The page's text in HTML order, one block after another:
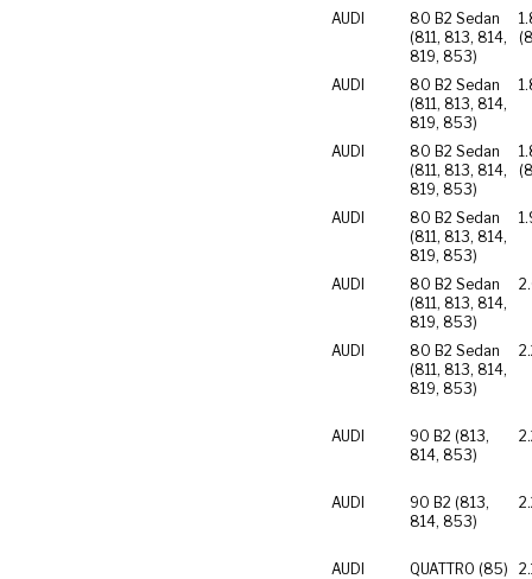
AUDI
80 B2 Sedan
(811, 813, 814,
819, 853)
AUDI
80 B2 Sedan
(811, 813, 814,
819, 853)
AUDI
80 B2 Sedan
(811, 813, 814,
819, 853)
AUDI
80 B2 Sedan
(811, 813, 814,
819, 853)
AUDI
80 B2 Sedan
(811, 813, 814,
819, 853)
AUDI
80 B2 Sedan
(811, 813, 814,
819, 853)
AUDI
90 B2 (813,
814, 853)
AUDI
90 B2 (813,
814, 853)
AUDI QUATTRO (85)